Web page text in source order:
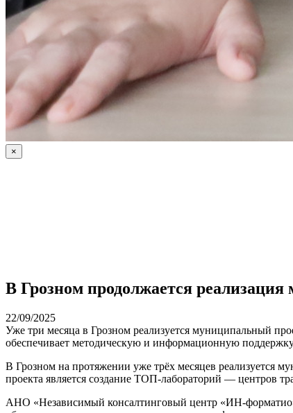
×
В Грозном продолжается
22/09/2025
Уже три месяца в Грозном реализуется муниципальный
обеспечивает методическую и информационную
В Грозном на протяжении уже трёх месяцев реализуется
проекта является создание ТОП-лабораторий — центров
АНО «Независимый консалтинговый центр «ИН-форматио»